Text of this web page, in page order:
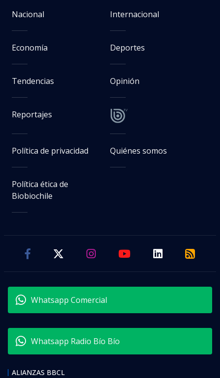
Nacional Internacional
Economía Deportes
Tendencias Opinión
Reportajes
Política de privacidad Quiénes somos
Política ética de
Biobiochile
Whatsapp Comercial
Whatsapp Radio Bío Bío
ALIANZAS BBCL